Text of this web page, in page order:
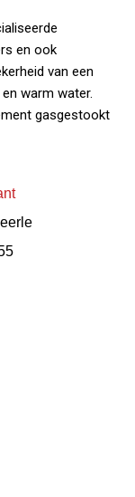
en ook
van een
warm water.
gasgestookt